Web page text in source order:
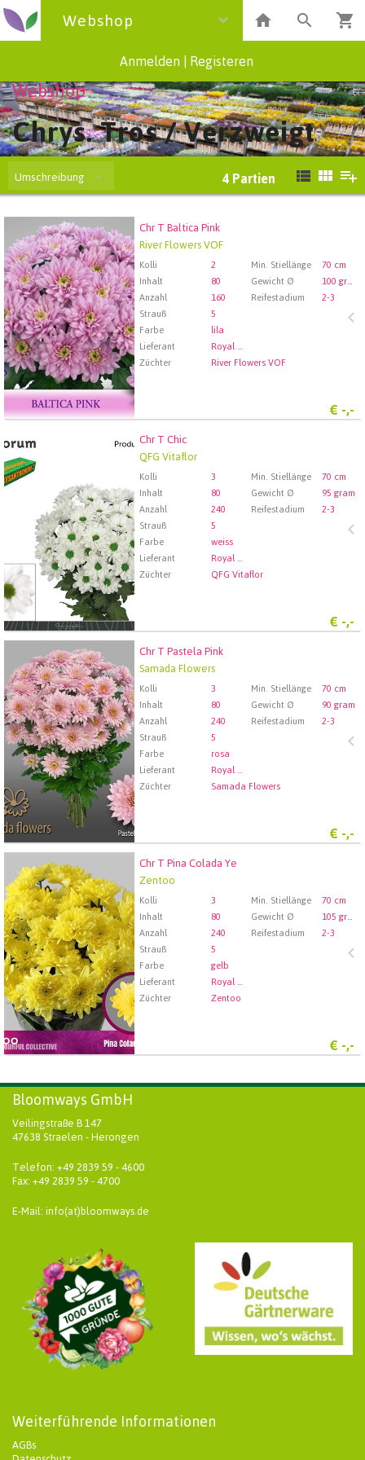
Webshop
Anmelden Registeren
Webshop
Chrys. Tros / Verzweigt
Umschreibung 4 Partien
Chr T Baltica Pink
River Flowers VOF
Kolli 2 Min. Stiellänge
70 cm
Inhalt
80 Gewicht Ø
100 gram
Anzahl
160 Reifestadium
2-3
Strauß
5
Farbe
lila
Lieferant
Royal FloraHolland Aalsmeer
Züchter
River Flowers VOF
€ -,-
Chr T Baltica Pink
Wählen Sie zuerst ein Abfartdatum.
Chr T Chic
QFG Vitaflor
Kolli 3 Min. Stiellänge
70 cm
Inhalt
80 Gewicht Ø
95 gram
Anzahl
240 Reifestadium
2-3
Strauß
5
Farbe
weiss
Lieferant
Royal FloraHolland Aalsmeer
Züchter
QFG Vitaflor
€ -,-
Chr T Chic
Wählen Sie zuerst ein Abfartdatum.
Chr T Pastela Pink
Samada Flowers
Kolli 3 Min. Stiellänge
70 cm
Inhalt
80 Gewicht Ø
90 gram
Anzahl
240 Reifestadium
2-3
Strauß
5
Farbe
rosa
Lieferant
Royal FloraHolland Aalsmeer
Züchter
Samada Flowers
€ -,-
Chr T Pastela Pink
Wählen Sie zuerst ein Abfartdatum.
Chr T Pina Colada Ye
Zentoo
Kolli 3 Min. Stiellänge
70 cm
Inhalt
80 Gewicht Ø
105 gram
Anzahl
240 Reifestadium
2-3
Strauß
5
Farbe
gelb
Lieferant
Royal FloraHolland Aalsmeer
Züchter
Zentoo
€ -,-
Chr T Pina Colada Ye
Wählen Sie zuerst ein Abfartdatum.
Bloomways GmbH
Veilingstraße B 147
47638 Straelen - Herongen
Telefon: +49 2839 59 - 4600
Fax: +49 2839 59 - 4700
E-Mail: info(at)bloomways.de
Weiterführende Informationen
AGBs